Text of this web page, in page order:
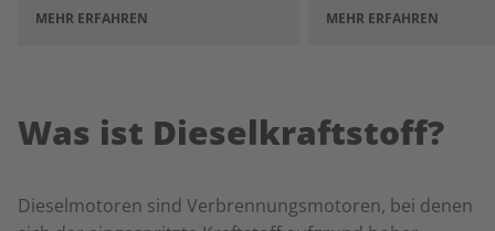
MEHR ERFAHREN MEHR ERFAHREN
Was ist Dieselkraftstoff?
Dieselmotoren sind Verbrennungsmotoren, bei denen